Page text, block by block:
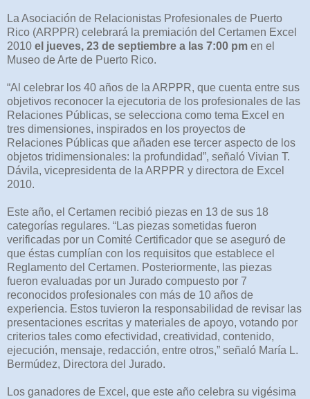
La Asociación de Relacionistas Profesionales de Puerto
Rico (ARPPR) celebrará la premiación del Certamen Excel
2010 el jueves, 23 de septiembre a las 7:00 pm en el
Museo de Arte de Puerto Rico.
“Al celebrar los 40 años de la ARPPR, que cuenta entre sus
objetivos reconocer la ejecutoria de los profesionales de las
Relaciones Públicas, se selecciona como tema Excel en
tres dimensiones, inspirados en los proyectos de
Relaciones Públicas que añaden ese tercer aspecto de los
objetos tridimensionales: la profundidad”, señaló Vivian T.
Dávila, vicepresidenta de la ARPPR y directora de Excel
2010.
Este año, el Certamen recibió piezas en 13 de sus 18
categorías regulares. “Las piezas sometidas fueron
verificadas por un Comité Certificador que se aseguró de
que éstas cumplían con los requisitos que establece el
Reglamento del Certamen. Posteriormente, las piezas
fueron evaluadas por un Jurado compuesto por 7
reconocidos profesionales con más de 10 años de
experiencia. Estos tuvieron la responsabilidad de revisar las
presentaciones escritas y materiales de apoyo, votando por
criterios tales como efectividad, creatividad, contenido,
ejecución, mensaje, redacción, entre otros,” señaló María L.
Bermúdez, Directora del Jurado.
Los ganadores de Excel, que este año celebra su vigésima